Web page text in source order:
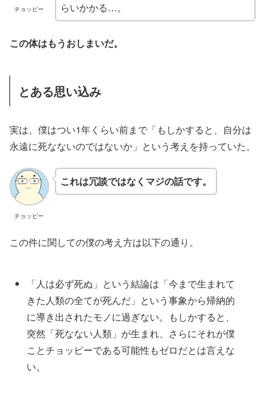
チョッピー
らいかかる…。
この体はもうおしまいだ。
とある思い込み
実は、僕はつい1年くらい前まで「もしかすると、自分は
永遠に死なないのではないか」という考えを持っていた。
チョッピー
これは冗談ではなくマジの話です。
この件に関しての僕の考え方は以下の通り。
「人は必ず死ぬ」という結論は「今まで生まれて
きた人類の全てが死んだ」という事象から帰納的
に導き出されたモノに過ぎない。もしかすると、
突然「死なない人類」が生まれ、さらにそれが僕
ことチョッピーである可能性もゼロだとは言えな
い。